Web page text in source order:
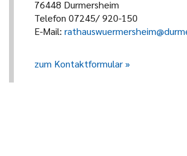
76448 Durmersheim
Telefon 07245/ 920-150
E-Mail:
zum Kontaktformular